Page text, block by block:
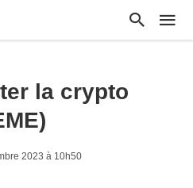
la crypto
2023 à 10h50